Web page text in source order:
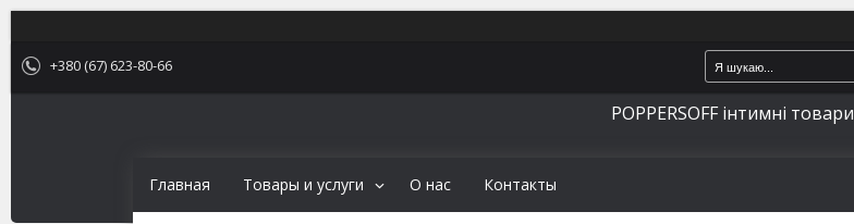
+380 (67) 623-80-66
POPPERSOFF інтимні товари
Главная Товары и услуги О нас Контакты